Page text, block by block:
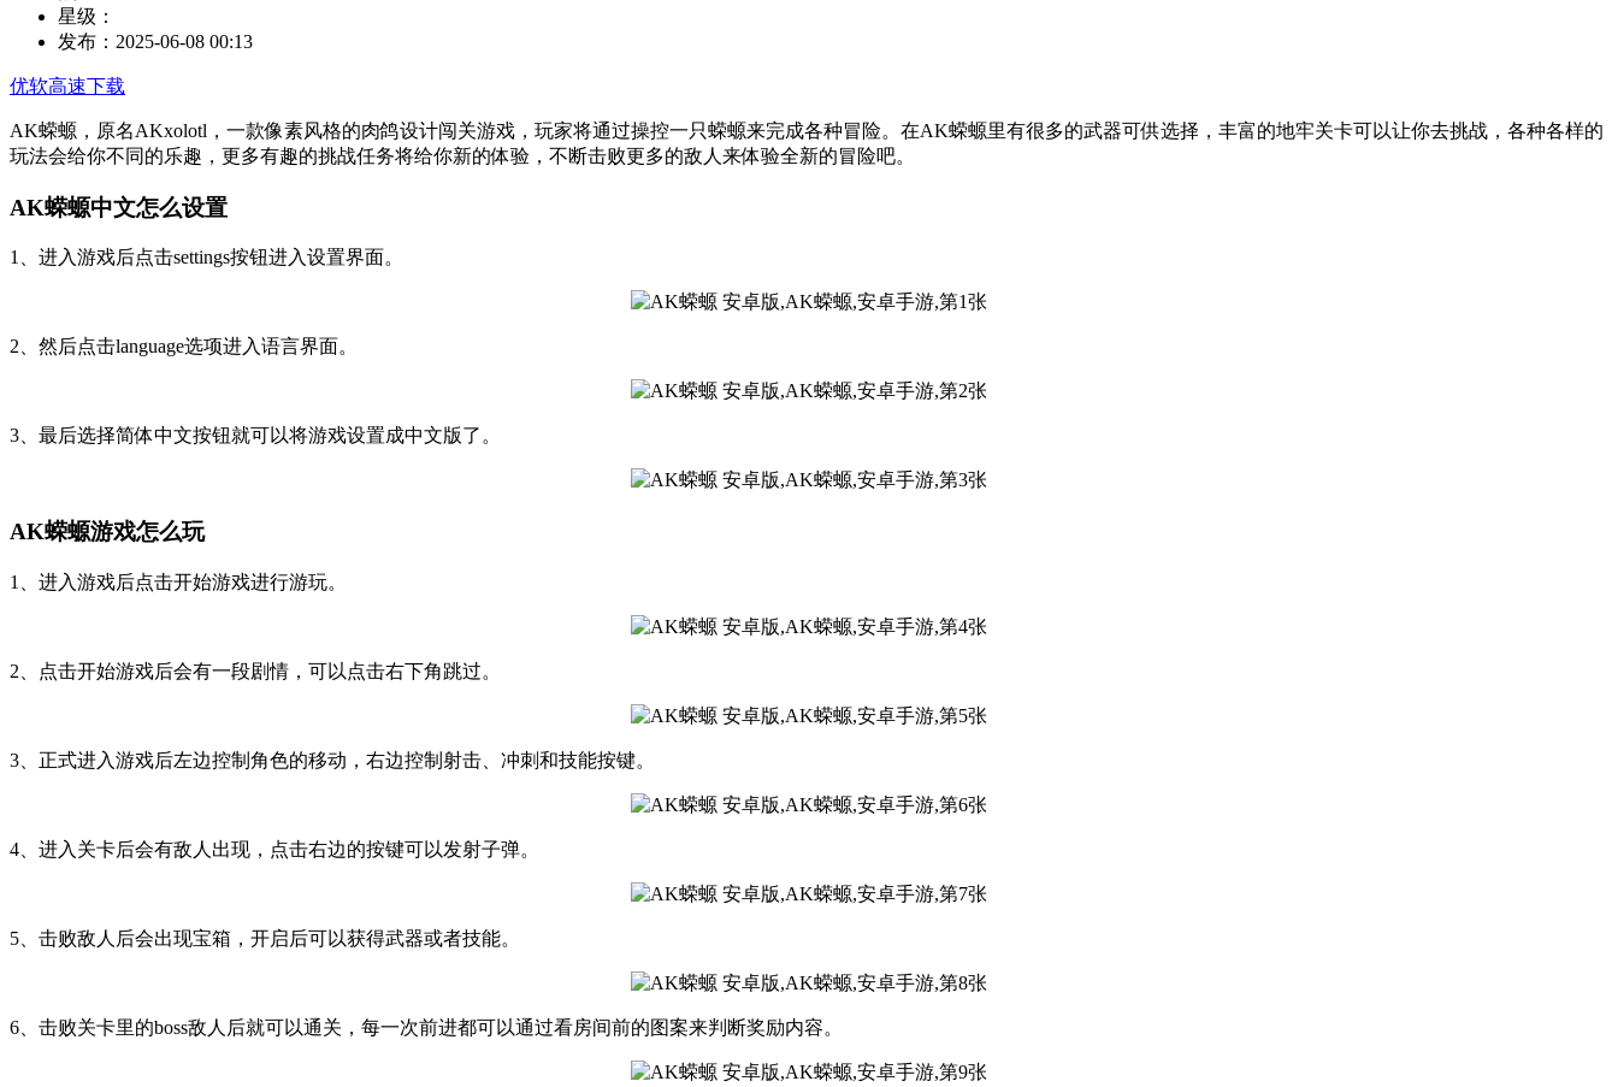
星级：
发布： 2025-06-08 00:13
优软高速下载
AK蝾螈，原名AKxolotl，一款像素风格的肉鸽设计闯关游戏，玩家将通过操控一只蝾螈来完成各种冒险。在AK蝾螈里有很多的武器可供选择，丰富的地牢关卡可以让你去挑战，各种各样的
玩法会给你不同的乐趣，更多有趣的挑战任务将给你新的体验，不断击败更多的敌人来体验全新的冒险吧。
AK蝾螈中文怎么设置
1、进入游戏后点击settings按钮进入设置界面。
2、然后点击language选项进入语言界面。
3、最后选择简体中文按钮就可以将游戏设置成中文版了。
AK蝾螈游戏怎么玩
1、进入游戏后点击开始游戏进行游玩。
2、点击开始游戏后会有一段剧情，可以点击右下角跳过。
3、正式进入游戏后左边控制角色的移动，右边控制射击、冲刺和技能按键。
4、进入关卡后会有敌人出现，点击右边的按键可以发射子弹。
5、击败敌人后会出现宝箱，开启后可以获得武器或者技能。
6、击败关卡里的boss敌人后就可以通关，每一次前进都可以通过看房间前的图案来判断奖励内容。